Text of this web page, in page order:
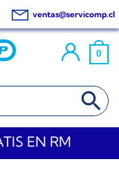
ventas@servicomp.cl
0
BOTÓN DE
EN RM